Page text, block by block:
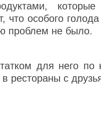
что особого
проблем не было.
для него по
рестораны с